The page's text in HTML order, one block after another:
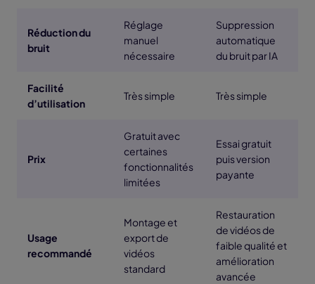
Réduction du
bruit
Réglage
manuel
nécessaire
Suppression
automatique
du bruit par IA
Facilité
d’utilisation
Très simple Très simple
Prix
Gratuit avec
certaines
fonctionnalités
limitées
Essai gratuit
puis version
payante
Usage
recommandé
Montage et
export de
vidéos
standard
Restauration
de vidéos de
faible qualité et
amélioration
avancée